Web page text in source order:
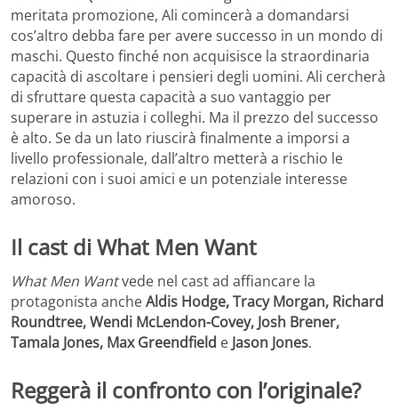
meritata promozione, Ali comincerà a domandarsi
cos’altro debba fare per avere successo in un mondo di
maschi. Questo finché non acquisisce la straordinaria
capacità di ascoltare i pensieri degli uomini. Ali cercherà
di sfruttare questa capacità a suo vantaggio per
superare in astuzia i colleghi. Ma il prezzo del successo
è alto. Se da un lato riuscirà finalmente a imporsi a
livello professionale, dall’altro metterà a rischio le
relazioni con i suoi amici e un potenziale interesse
amoroso.
Il cast di What Men Want
What Men Wantvede nel cast ad affiancare la
protagonista ancheAldis Hodge, Tracy Morgan, Richard
Roundtree, Wendi McLendon-Covey, Josh Brener,
Tamala Jones, Max Greendfield e Jason Jones.
Reggerà il confronto con l’originale?